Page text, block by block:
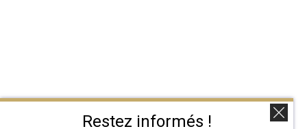
Restez informés !